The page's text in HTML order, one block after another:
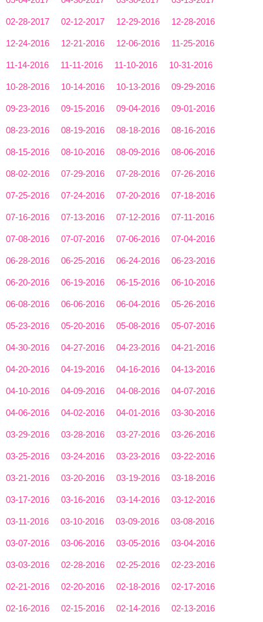
02-28-2017 02-12-2017 12-29-2016 12-28-2016
12-24-2016 12-21-2016 12-06-2016 11-25-2016
11-14-2016 11-11-2016 11-10-2016 10-31-2016
10-28-2016 10-14-2016 10-13-2016 09-29-2016
09-23-2016 09-15-2016 09-04-2016 09-01-2016
08-23-2016 08-19-2016 08-18-2016 08-16-2016
08-15-2016 08-10-2016 08-09-2016 08-06-2016
08-02-2016 07-29-2016 07-28-2016 07-26-2016
07-25-2016 07-24-2016 07-20-2016 07-18-2016
07-16-2016 07-13-2016 07-12-2016 07-11-2016
07-08-2016 07-07-2016 07-06-2016 07-04-2016
06-28-2016 06-25-2016 06-24-2016 06-23-2016
06-20-2016 06-19-2016 06-15-2016 06-10-2016
06-08-2016 06-06-2016 06-04-2016 05-26-2016
05-23-2016 05-20-2016 05-08-2016 05-07-2016
04-30-2016 04-27-2016 04-23-2016 04-21-2016
04-20-2016 04-19-2016 04-16-2016 04-13-2016
04-10-2016 04-09-2016 04-08-2016 04-07-2016
04-06-2016 04-02-2016 04-01-2016 03-30-2016
03-29-2016 03-28-2016 03-27-2016 03-26-2016
03-25-2016 03-24-2016 03-23-2016 03-22-2016
03-21-2016 03-20-2016 03-19-2016 03-18-2016
03-17-2016 03-16-2016 03-14-2016 03-12-2016
03-11-2016 03-10-2016 03-09-2016 03-08-2016
03-07-2016 03-06-2016 03-05-2016 03-04-2016
03-03-2016 02-28-2016 02-25-2016 02-23-2016
02-21-2016 02-20-2016 02-18-2016 02-17-2016
02-16-2016 02-15-2016 02-14-2016 02-13-2016